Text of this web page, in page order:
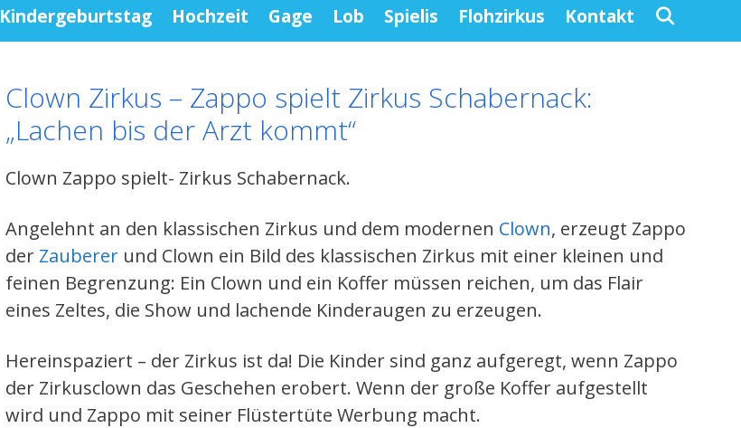
Kindergeburtstag Hochzeit Gage Lob Spielis Flohzirkus Kontakt
Clown Zirkus – Zappo spielt Zirkus Schabernack:
„Lachen bis der Arzt kommt“
Clown Zappo spielt- Zirkus Schabernack.
Angelehnt an den klassischen Zirkus und dem modernen Clown, erzeugt Zappo
der Zauberer und Clown ein Bild des klassischen Zirkus mit einer kleinen und
feinen Begrenzung: Ein Clown und ein Koffer müssen reichen, um das Flair
eines Zeltes, die Show und lachende Kinderaugen zu erzeugen.
Hereinspaziert – der Zirkus ist da! Die Kinder sind ganz aufgeregt, wenn Zappo
der Zirkusclown das Geschehen erobert. Wenn der große Koffer aufgestellt
wird und Zappo mit seiner Flüstertüte Werbung macht.